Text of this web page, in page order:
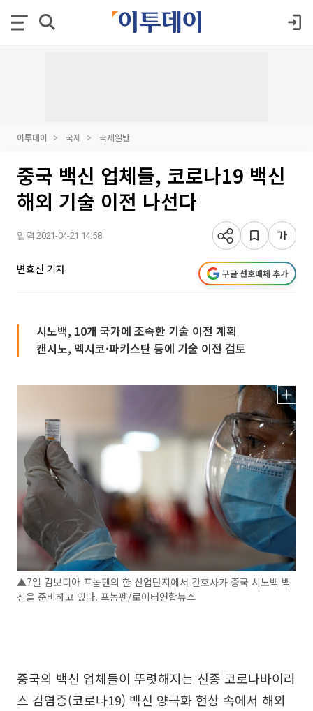
이투데이 국제 국제일반
중국 백신 업체들, 코로나19 백신
해외 기술 이전 나선다
입력 2021-04-21 14:58
변효선 기자 구글 선호매체 추가
시노백, 10개 국가에 조속한 기술 이전 계획
캔시노, 멕시코·파키스탄 등에 기술 이전 검토
▲7일 캄보디아 프놈펜의 한 산업단지에서 간호사가 중국 시노백 백
신을 준비하고 있다. 프놈펜/로이터연합뉴스
중국의 백신 업체들이 뚜렷해지는 신종 코로나바이러
스 감염증(코로나19) 백신 양극화 현상 속에서 해외